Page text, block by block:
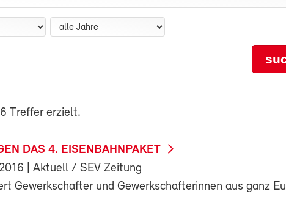
Treffer erzielt.
DAS 4. EISENBAHNPAKET
| Aktuell / SEV Zeitung
Gewerkschafter und Gewerkschafterinnen aus ganz